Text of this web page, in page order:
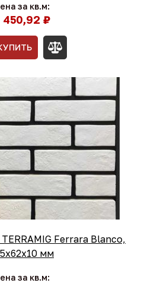
за кв.м:
450,92 ₽
Ferrara Blanco,
мм
за кв.м: